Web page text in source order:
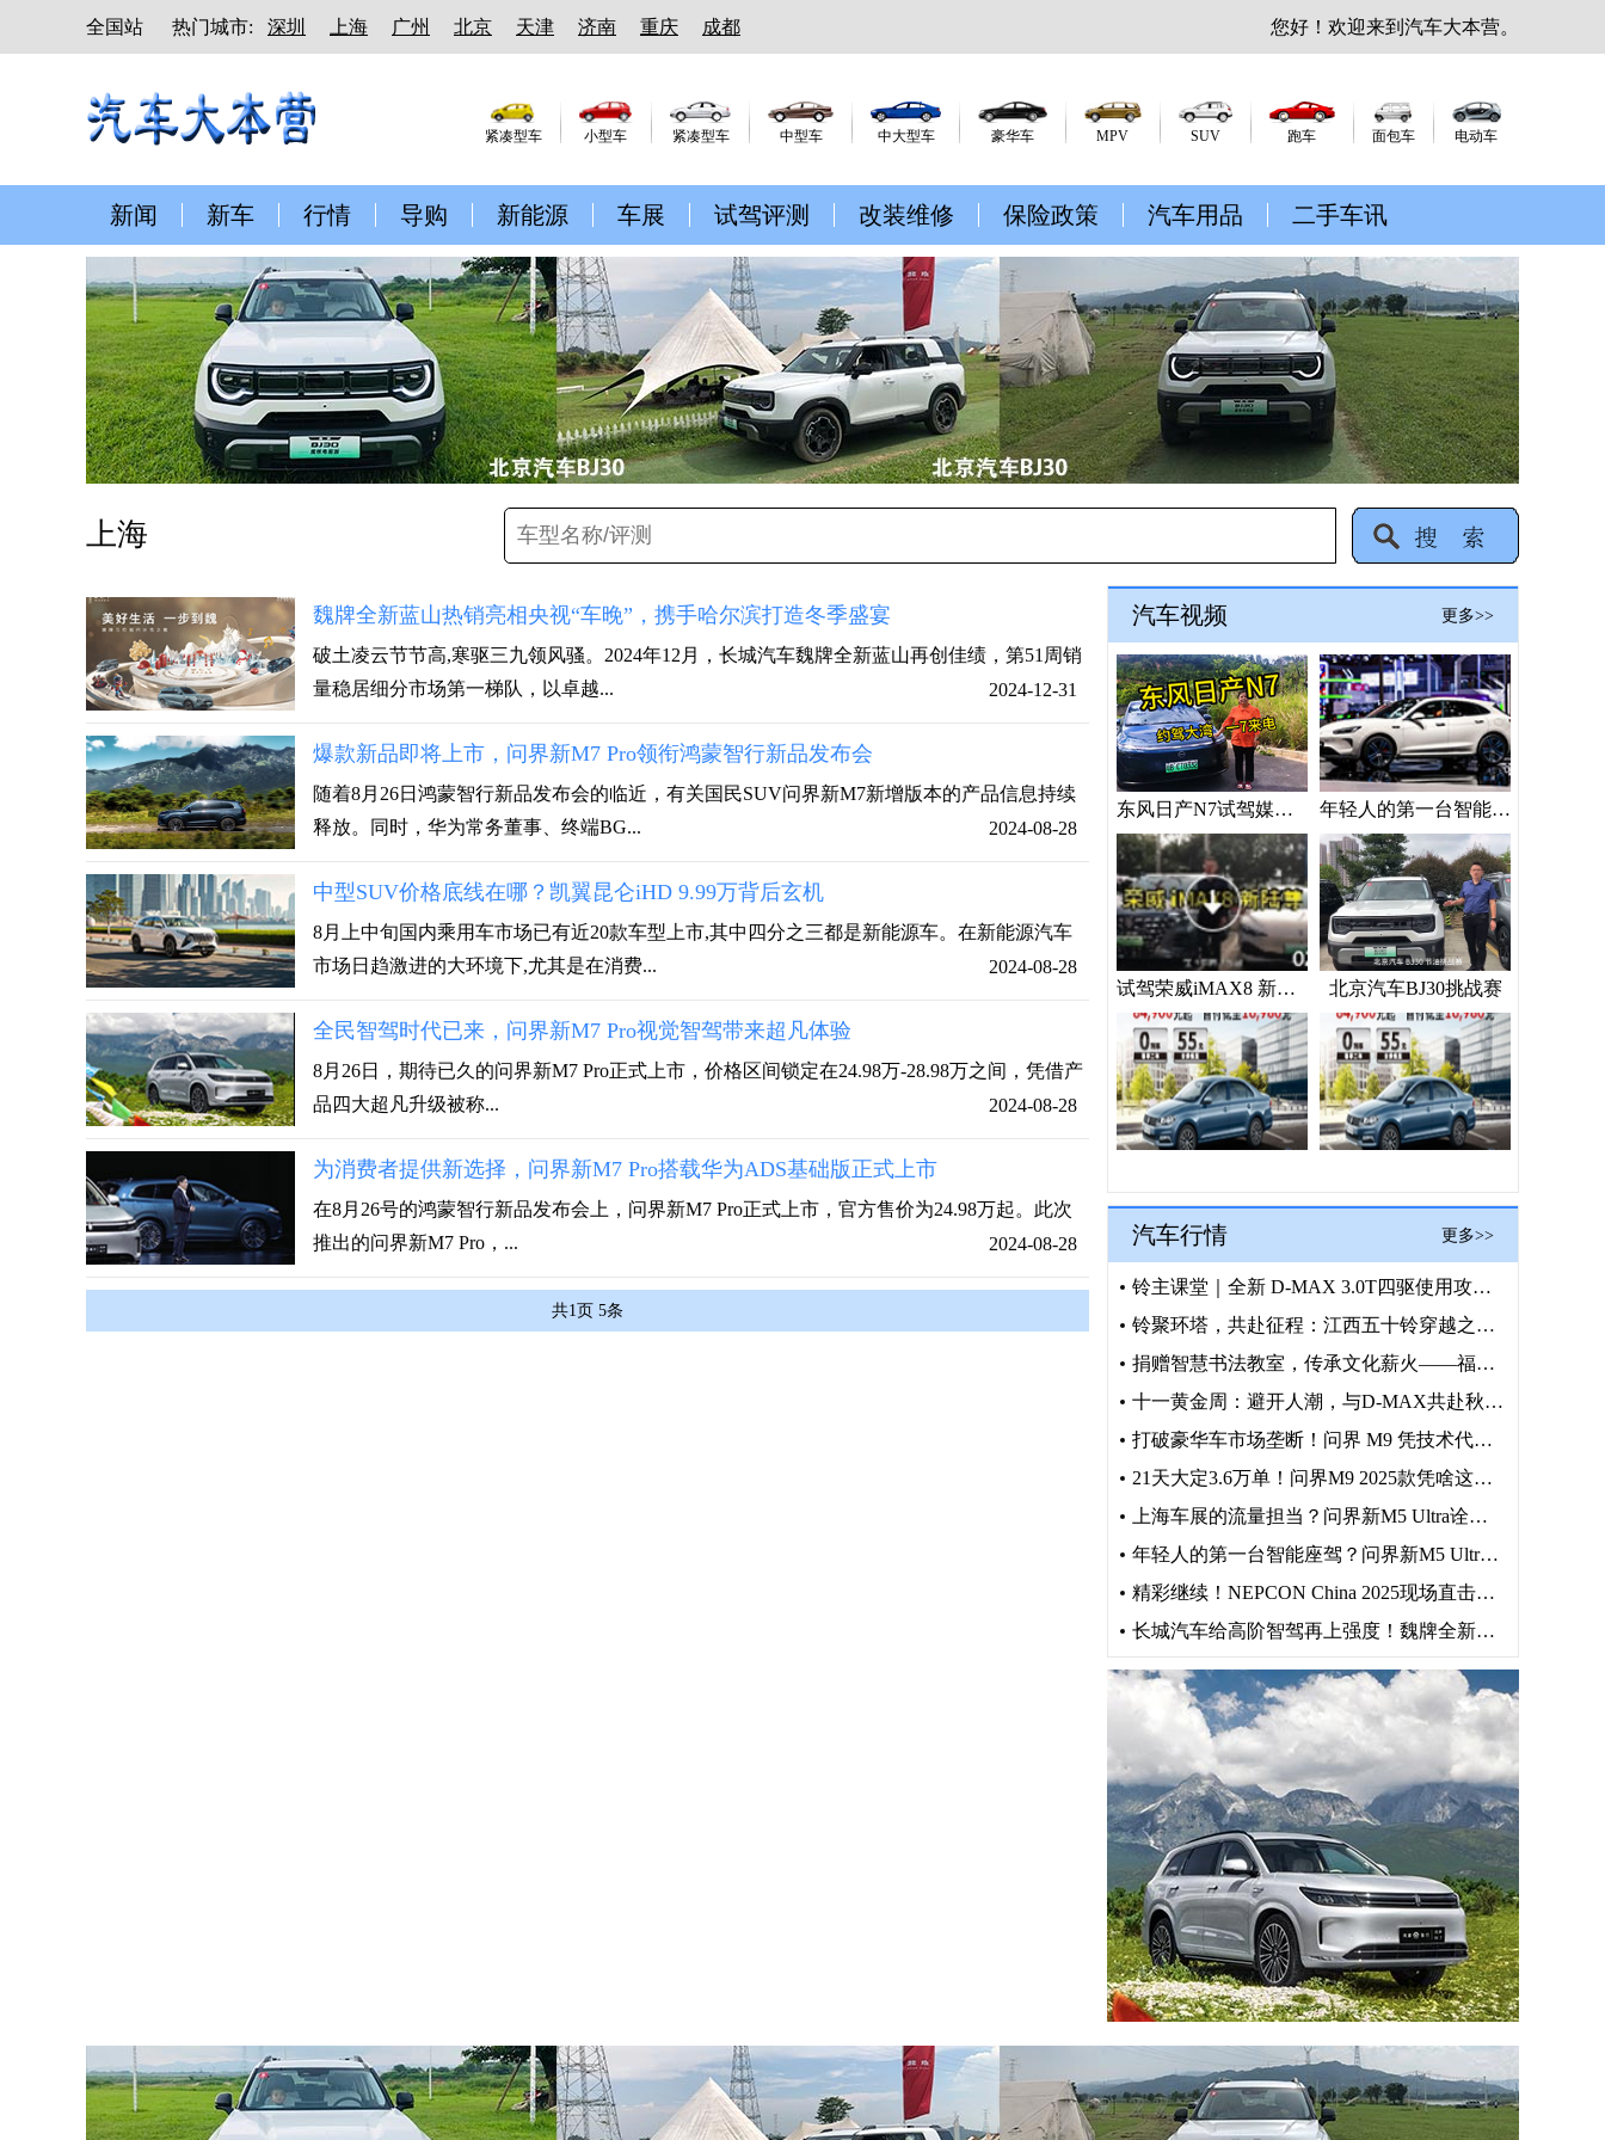
全国站 热门城市: 深圳 上海 广州 北京 天津 济南 重庆 成都 您好！欢迎来到汽车大本营。
紧凑型车 小型车 紧凑型车 中型车 中大型车 豪华车 MPV SUV 跑车 面包车 电动车
新闻 新车 行情 导购 新能源 车展 试驾评测 改装维修 保险政策 汽车用品 二手车讯
上海
魏牌全新蓝山热销亮相央视“车晚”，携手哈尔滨打造冬季盛宴
破土凌云节节高,寒驱三九领风骚。2024年12月，长城汽车魏牌全新蓝山再创佳绩，第51周销
量稳居细分市场第一梯队，以卓越...
2024-12-31
爆款新品即将上市，问界新M7 Pro领衔鸿蒙智行新品发布会
随着8月26日鸿蒙智行新品发布会的临近，有关国民SUV问界新M7新增版本的产品信息持续
释放。同时，华为常务董事、终端BG...
2024-08-28
中型SUV价格底线在哪？凯翼昆仑iHD 9.99万背后玄机
8月上中旬国内乘用车市场已有近20款车型上市,其中四分之三都是新能源车。在新能源汽车
市场日趋激进的大环境下,尤其是在消费...
2024-08-28
全民智驾时代已来，问界新M7 Pro视觉智驾带来超凡体验
8月26日，期待已久的问界新M7 Pro正式上市，价格区间锁定在24.98万-28.98万之间，凭借产
品四大超凡升级被称...
2024-08-28
为消费者提供新选择，问界新M7 Pro搭载华为ADS基础版正式上市
在8月26号的鸿蒙智行新品发布会上，问界新M7 Pro正式上市，官方售价为24.98万起。此次
推出的问界新M7 Pro，...
2024-08-28
共1页 5条
汽车视频 更多>>
东风日产N7试驾媒体“验货” 年轻人的第一台智能座驾？问界新M5 Ultra上海车展抢镜
试驾荣威iMAX8 新陆尊 北京汽车BJ30挑战赛
汽车行情 更多>>
铃主课堂｜全新 D-MAX 3.0T四驱使用攻略，正确操作护
铃聚环塔，共赴征程：江西五十铃穿越之旅火热招募中
捐赠智慧书法教室，传承文化薪火——福建奔驰“启明星计划”走进
十一黄金周：避开人潮，与D-MAX共赴秋日野趣
打破豪华车市场垄断！问界 M9 凭技术代差加冕 50 万级销
21天大定3.6万单！问界M9 2025款凭啥这么火？
上海车展的流量担当？问界新M5 Ultra诠释何为年轻人的梦
年轻人的第一台智能座驾？问界新M5 Ultra上海车展抢镜
精彩继续！NEPCON China 2025现场直击前沿科技
长城汽车给高阶智驾再上强度！魏牌全新高山“车位到车位”惊艳山